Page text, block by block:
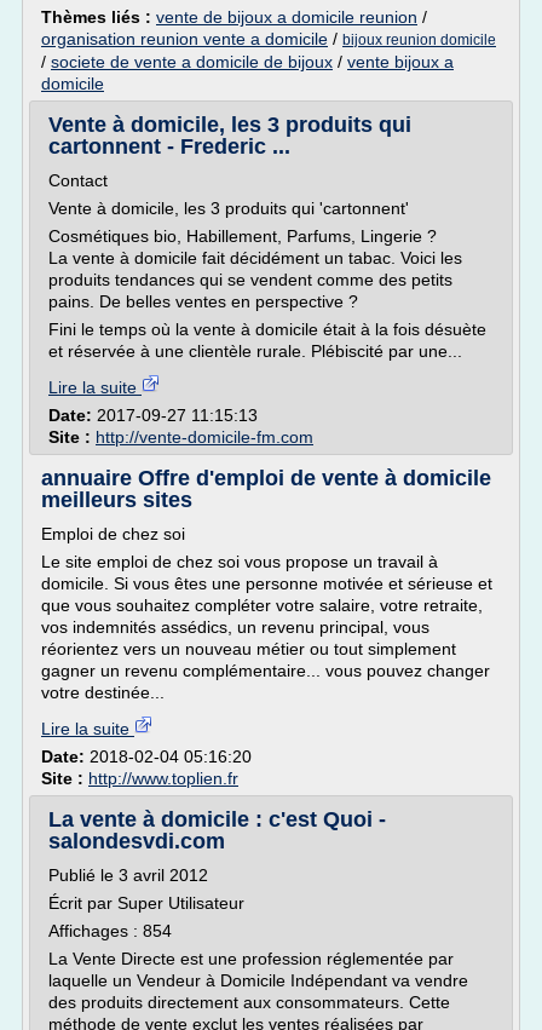
Thèmes liés : vente de bijoux a domicile reunion /
organisation reunion vente a domicile / bijoux reunion domicile
/ societe de vente a domicile de bijoux / vente bijoux a
domicile
Vente à domicile, les 3 produits qui
cartonnent - Frederic ...
Contact
Vente à domicile, les 3 produits qui 'cartonnent'
Cosmétiques bio, Habillement, Parfums, Lingerie ?
La vente à domicile fait décidément un tabac. Voici les
produits tendances qui se vendent comme des petits
pains. De belles ventes en perspective ?
Fini le temps où la vente à domicile était à la fois désuète
et réservée à une clientèle rurale. Plébiscité par une...
Lire la suite
Date: 2017-09-27 11:15:13
Site : http://vente-domicile-fm.com
annuaire Offre d'emploi de vente à domicile
meilleurs sites
Emploi de chez soi
Le site emploi de chez soi vous propose un travail à
domicile. Si vous êtes une personne motivée et sérieuse et
que vous souhaitez compléter votre salaire, votre retraite,
vos indemnités assédics, un revenu principal, vous
réorientez vers un nouveau métier ou tout simplement
gagner un revenu complémentaire... vous pouvez changer
votre destinée...
Lire la suite
Date: 2018-02-04 05:16:20
Site : http://www.toplien.fr
La vente à domicile : c'est Quoi -
salondesvdi.com
Publié le 3 avril 2012
Écrit par Super Utilisateur
Affichages : 854
La Vente Directe est une profession réglementée par
laquelle un Vendeur à Domicile Indépendant va vendre
des produits directement aux consommateurs. Cette
méthode de vente exclut les ventes réalisées par